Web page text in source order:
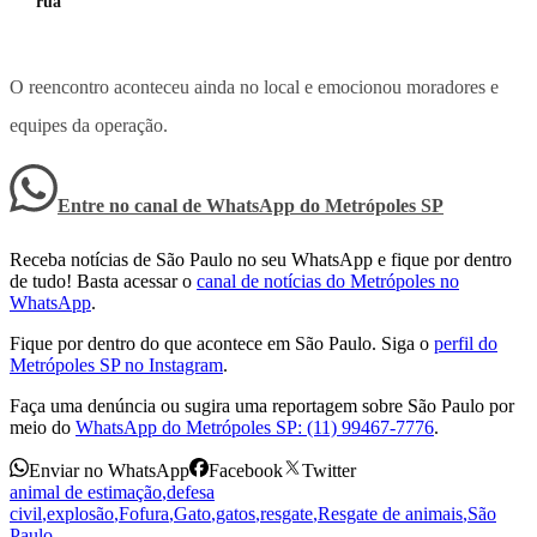
O reencontro aconteceu ainda no local e emocionou moradores e
equipes da operação.
Entre no canal de WhatsApp do Metrópoles SP
Receba notícias de São Paulo no seu WhatsApp e fique por dentro
de tudo! Basta acessar o canal de notícias do Metrópoles no
WhatsApp.
Fique por dentro do que acontece em São Paulo. Siga o perfil do
Metrópoles SP no Instagram.
Faça uma denúncia ou sugira uma reportagem sobre São Paulo por
meio do WhatsApp do Metrópoles SP: (11) 99467-7776.
Enviar no WhatsApp Facebook
Twitter
animal de estimação,defesa
civil,explosão,Fofura,Gato,gatos,resgate,Resgate de animais,São